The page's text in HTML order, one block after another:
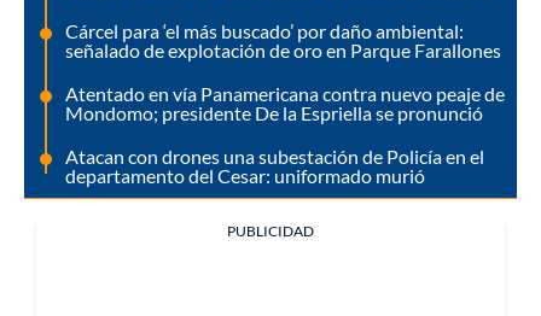
Cárcel para ‘el más buscado’ por daño ambiental:
señalado de explotación de oro en Parque Farallones
Atentado en vía Panamericana contra nuevo peaje de
Mondomo; presidente De la Espriella se pronunció
Atacan con drones una subestación de Policía en el
departamento del Cesar: uniformado murió
PUBLICIDAD